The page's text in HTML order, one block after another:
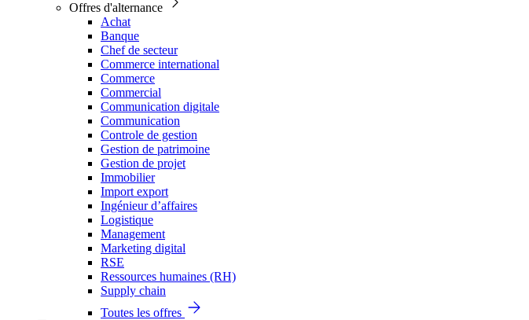
Offres d'alternance
Achat
Banque
Chef de secteur
Commerce international
Commerce
Commercial
Communication digitale
Communication
Controle de gestion
Gestion de patrimoine
Gestion de projet
Immobilier
Import export
Ingénieur d’affaires
Logistique
Management
Marketing digital
RSE
Ressources humaines (RH)
Supply chain
Toutes les offres